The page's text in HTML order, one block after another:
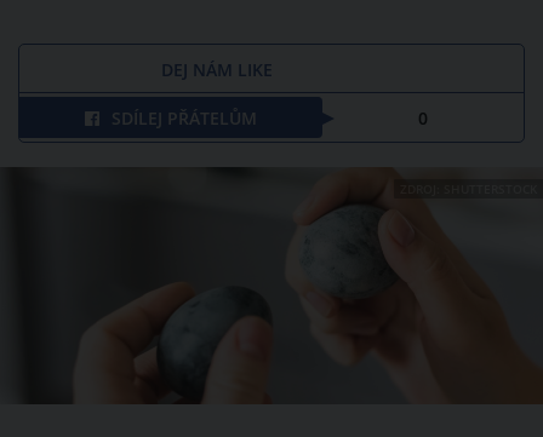
DEJ NÁM LIKE
SDÍLEJ PŘÁTELŮM 0